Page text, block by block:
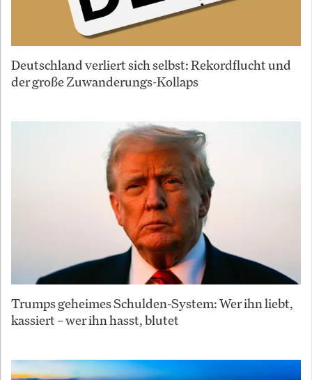
Deutschland verliert sich selbst: Rekordflucht und
der große Zuwanderungs-Kollaps
Trumps geheimes Schulden-System: Wer ihn liebt,
kassiert – wer ihn hasst, blutet